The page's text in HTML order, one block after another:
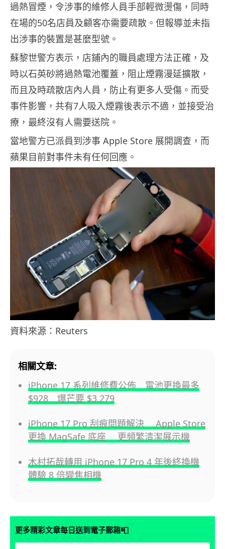
過熱冒煙，令涉事的維修人員手部輕微燙傷，同時
在場的50名店員及顧客亦需要疏散。但報導並未指
出涉事的裝置是甚麼型號。
蘇黎世警方表示，店鋪內的職員處理方法正確，及
時以石英砂將過熱電池覆蓋，阻止煙霧漫延擴散，
而且及時疏散店內人員，防止有更多人受傷。而受
事件影響，共有7人吸入煙霧後表示不適，並接受治
療，最終沒有人需要送院。
當地警方已派員到涉事 Apple Store 展開調查，而
蘋果目前對事件未有任何回應。
資料來源：Reuters
相關文章:
iPhone 17 系列維修費公佈 電池更換最多
$928 爆芒要 $3,279
iPhone 17 Pro 刮痕問題解決 Apple Store
更換 MagSafe 底座 更頻繁清潔展示機
木村拓哉轉用 iPhone 17 Pro 4 年後終換機
體驗 8 倍變焦相機
更多精彩文章每日送到電子郵箱📮